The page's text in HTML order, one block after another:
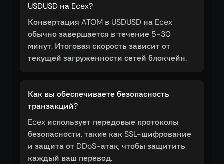
USDUSD на Ecex?
Конвертация ATOM в USDUSD на Ecex
обычно завершается в течение 5-30
минут. Итоговая скорость зависит от
текущей загруженности сетей блокчейн.
Как вы обеспечиваете безопасность
транзакций?
Ecex использует передовые протоколы
безопасности, такие как SSL-шифрование
и защита от DDoS-атак, чтобы защитить
каждый ваш перевод.